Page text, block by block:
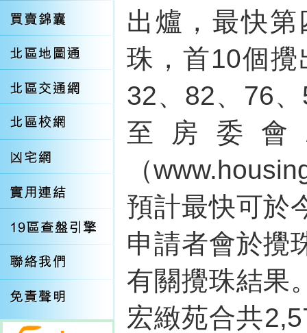
出爐，最快
珠，首10個
32、82、76
至房委
（
預計最快可於
申請者會於攪
有關攪珠結果
宏緻苑合共